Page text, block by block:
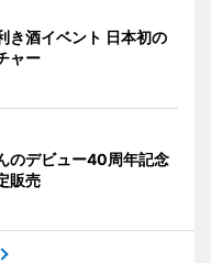
き酒イベント 日本初の
ャー
のデビュー40周年記念
販売